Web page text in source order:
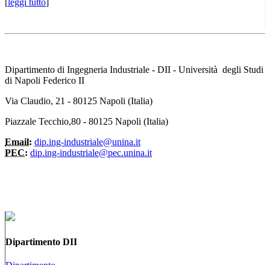
[leggi tutto]
Dipartimento di Ingegneria Industriale - DII - Università degli Studi
di Napoli Federico II
Via Claudio, 21 - 80125 Napoli (Italia)
Piazzale Tecchio,80 - 80125 Napoli (Italia)
Email: dip.ing-industriale@unina.it
PEC: dip.ing-industriale@pec.unina.it
Dipartimento DII